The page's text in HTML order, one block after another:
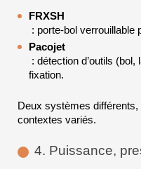
FRXSH
: porte-bol verrouillable
Pacojet
fixation.
Deux systèmes
contextes variés.
4. Puissance,